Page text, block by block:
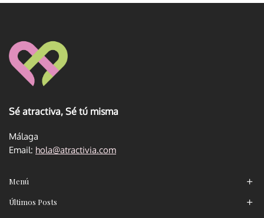
Sé atractiva, Sé tú misma
Málaga
Email: hola@atractivia.com
Menú
Últimos Posts